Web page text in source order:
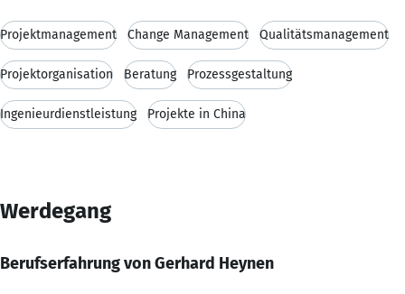
Projektmanagement Change Management Qualitätsmanagement
Projektorganisation Beratung Prozessgestaltung
Ingenieurdienstleistung Projekte in China
Werdegang
Berufserfahrung von Gerhard Heynen